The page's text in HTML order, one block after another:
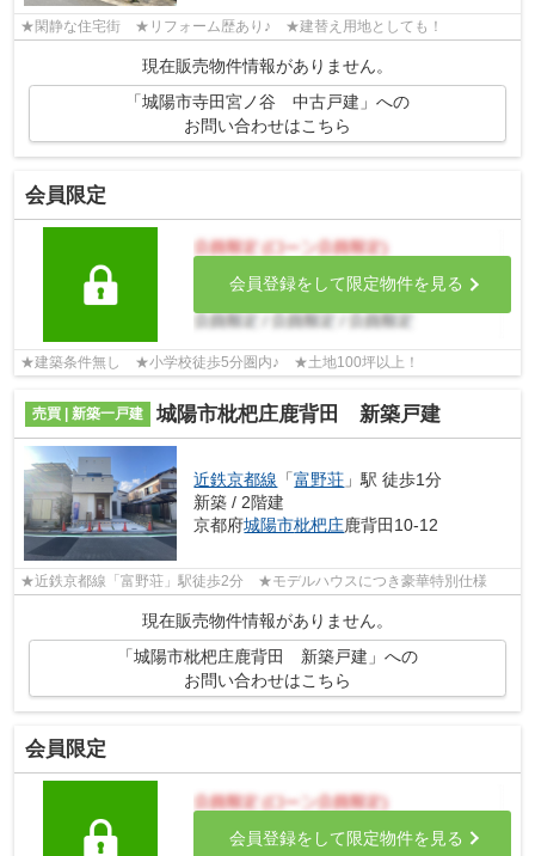
★閑静な住宅街 ★リフォーム歴あり♪ ★建替え用地としても！
現在販売物件情報がありません。
「城陽市寺田宮ノ谷 中古戸建」への
お問い合わせはこちら
会員限定
会員登録をして限定物件を見る
★建築条件無し ★小学校徒歩5分圏内♪ ★土地100坪以上！
売買 | 新築一戸建 城陽市枇杷庄鹿背田 新築戸建
近鉄京都線 「富野荘 」駅 徒歩1分
新築 / 2階建
京都府城陽市枇杷庄鹿背田10-12
★近鉄京都線「富野荘」駅徒歩2分 ★モデルハウスにつき豪華特別仕様
現在販売物件情報がありません。
「城陽市枇杷庄鹿背田 新築戸建」への
お問い合わせはこちら
会員限定
会員登録をして限定物件を見る